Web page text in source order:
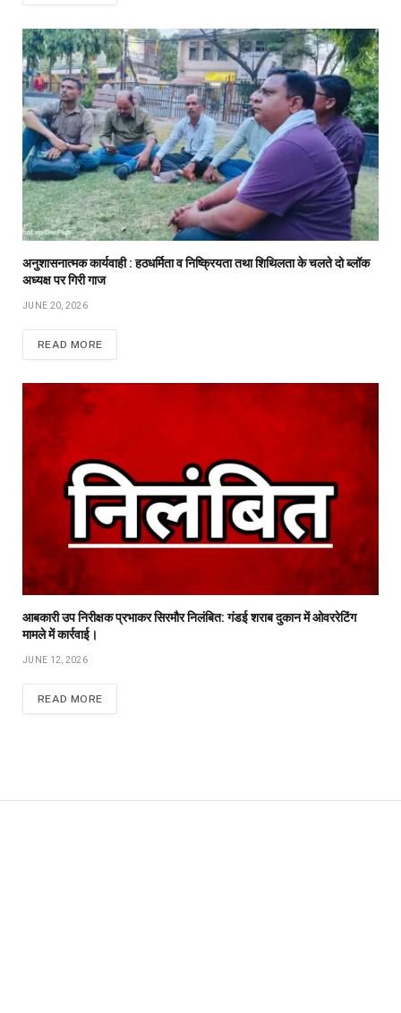
अनुशासनात्मक कार्यवाही : हठधर्मिता व निष्क्रियता तथा शिथिलता के चलते दो ब्लॉक
अध्यक्ष पर गिरी गाज
JUNE 20, 2026
READ MORE
आबकारी उप निरीक्षक प्रभाकर सिरमौर निलंबित: गंडई शराब दुकान में ओवररेटिंग
मामले में कार्रवाई।
JUNE 12, 2026
READ MORE